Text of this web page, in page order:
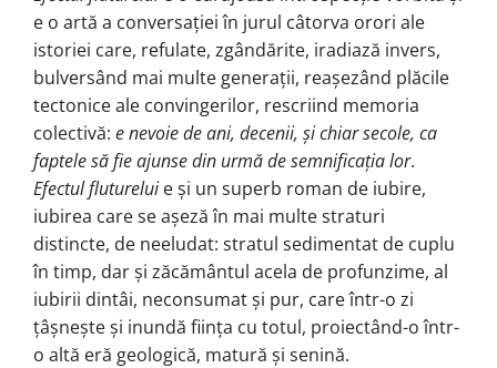
e o artă a conversației în jurul câtorva orori ale
istoriei care, refulate, zgândărite, iradiază invers,
bulversând mai multe generații, reașezând plăcile
tectonice ale convingerilor, rescriind memoria
colectivă: e nevoie de ani, decenii, și chiar secole, ca
faptele să fie ajunse din urmă de semnificația lor.
Efectul flutureluie și un superb roman de iubire,
iubirea care se așeză în mai multe straturi
distincte, de neeludat: stratul sedimentat de cuplu
în timp, dar și zăcământul acela de profunzime, al
iubirii dintâi, neconsumat și pur, care într-o zi
țâșnește și inundă ființa cu totul, proiectând-o într-
o altă eră geologică, matură și senină.